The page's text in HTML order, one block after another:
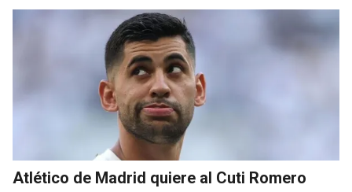
Atlético de Madrid quiere al Cuti Romero